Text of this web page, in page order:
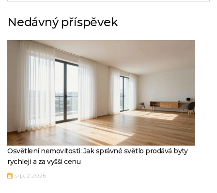
Nedávný příspěvek
Osvětlení nemovitosti: Jak správné světlo prodává byty
rychleji a za vyšší cenu
srp, 2 2026